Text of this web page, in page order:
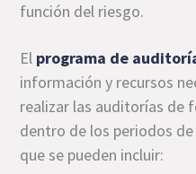
función del riesgo.
El programa de
información y recursos
realizar las auditorías de
dentro de los periodos
que se pueden incluir: